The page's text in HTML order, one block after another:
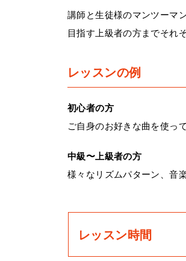
講師と生徒様のマンツーマ
目指す上級者の方までそれ
レッスンの例
初心者の方
ご自身のお好きな曲を使っ
中級〜上級者の方
様々なリズムパターン、音
レッスン時間